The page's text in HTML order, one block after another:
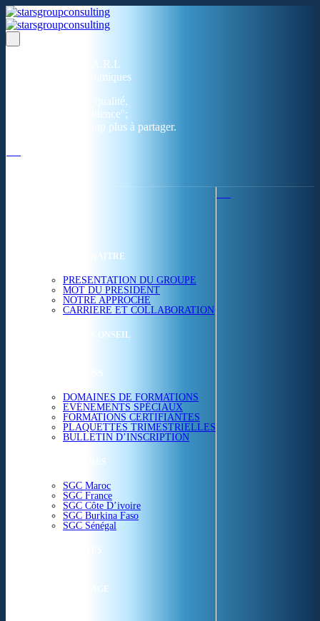
Un réseau de 05 S.A.R.L
dans 03 zones économiques
''Des prestations de qualité,
la garantie de l'excellence'';
Nous avons beaucoup plus à partager.
NOUS CONNAITRE
PRESENTATION DU GROUPE
MOT DU PRESIDENT
NOTRE APPROCHE
CARRIERE ET COLLABORATION
ETUDES & CONSEIL
FORMATIONS
DOMAINES DE FORMATIONS
EVÉNEMENTS SPÉCIAUX
FORMATIONS CERTIFIANTES
PLAQUETTES TRIMESTRIELLES
BULLETIN D’INSCRIPTION
NOS CENTRES
SGC Maroc
SGC France
SGC Côte D’ivoire
SGC Burkina Faso
SGC Sénégal
ACTUALITÉS
SGC EN IMAGE